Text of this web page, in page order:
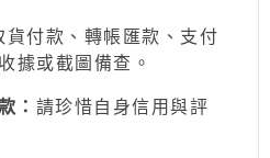
付款、 轉帳 匯款、支付
據或截圖備查。
： 請珍惜自身信用與評